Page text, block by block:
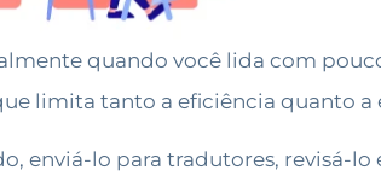
quando você lida com
limita tanto a eficiência quanto a
enviá-lo para tradutores, revisá-